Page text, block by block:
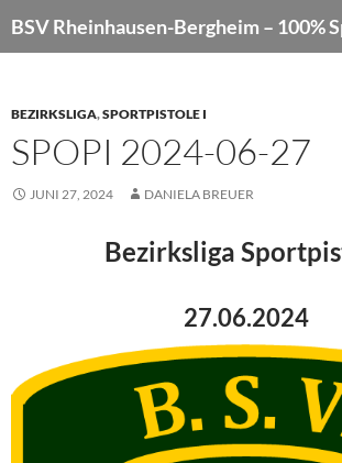
Inhalt
BEZIRKSLIGA,SPORTPISTOLE I
SPOPI 2024-06-27
JUNI 27, 2024 DANIELA BREUER
Bezirksliga
27.06.2024